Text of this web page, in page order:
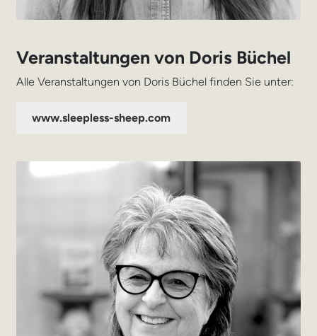
Veranstaltungen von Doris Büchel
Alle Veranstaltungen von Doris Büchel finden Sie unter:
www.sleepless-sheep.com